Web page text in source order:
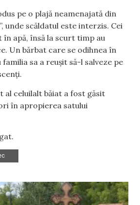
pe o plajă neamenajată din
unde scăldatul este interzis. Cei
în apă, însă la scurt timp au
Un bărbat care se odihnea în
sa a reușit să-l salveze pe
al celuilalt băiat a fost găsit
în apropierea satului